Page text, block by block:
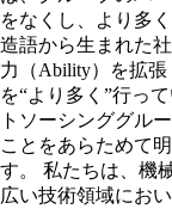
をなくし、より多
造語から生まれた
力（Ability）を拡張
を“より多く”行っ
トソーシンググル
ことをあらためて
す。 私たちは、機
広い技術領域にお